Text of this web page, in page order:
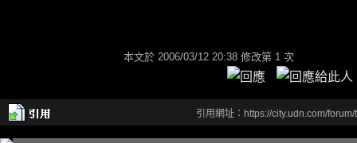
本文於 2006/03/12 20:38 修改第 1 次
引用網址：https://city.udn.com/